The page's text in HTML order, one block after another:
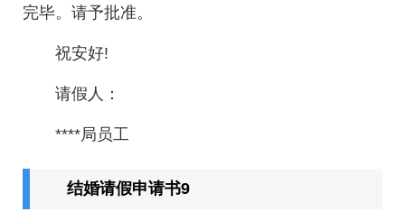
完毕。请予批准。
祝安好!
请假人：
****局员工
结婚请假申请书9